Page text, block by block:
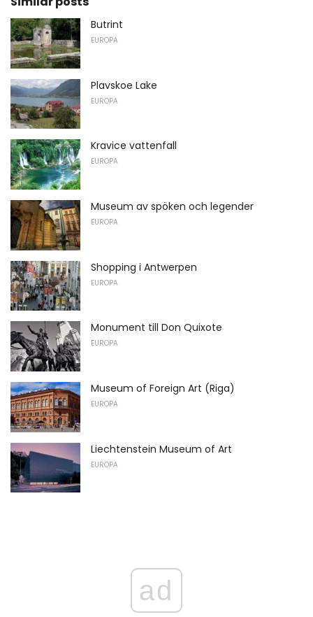
Butrint
EUROPA
Plavskoe Lake
EUROPA
Kravice vattenfall
EUROPA
Museum av spöken och legender
EUROPA
Shopping i Antwerpen
EUROPA
Monument till Don Quixote
EUROPA
Museum of Foreign Art (Riga)
EUROPA
Liechtenstein Museum of Art
EUROPA
ad